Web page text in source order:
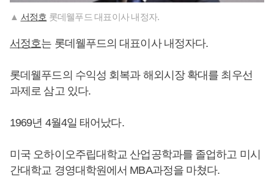
▲ 서정호 롯데웰푸드 대표이사 내정자.
서정호는 롯데웰푸드의 대표이사 내정자다.
롯데웰푸드의 수익성 회복과 해외시장 확대를 최우선
과제로 삼고 있다.
1969년 4월4일 태어났다.
미국 오하이오주립대학교 산업공학과를 졸업하고 미시
간대학교 경영대학원에서 MBA과정을 마쳤다.